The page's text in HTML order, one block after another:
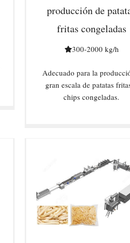
producción de
fritas congeladas
300-2000 kg/h
Adecuado para la
gran escala de patatas
chips congeladas.